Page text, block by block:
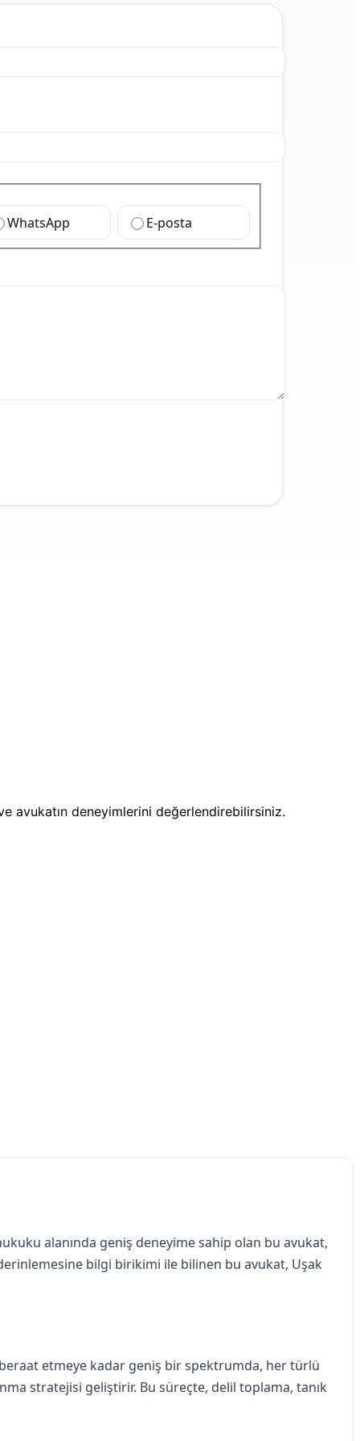
WhatsApp E-posta
avukatın deneyimlerini değerlendirebilirsiniz.
alanında geniş deneyime sahip olan bu avukat,
bilgi birikimi ile bilinen bu avukat, Uşak
etmeye kadar geniş bir spektrumda, her türlü
stratejisi geliştirir. Bu süreçte, delil toplama, tanık